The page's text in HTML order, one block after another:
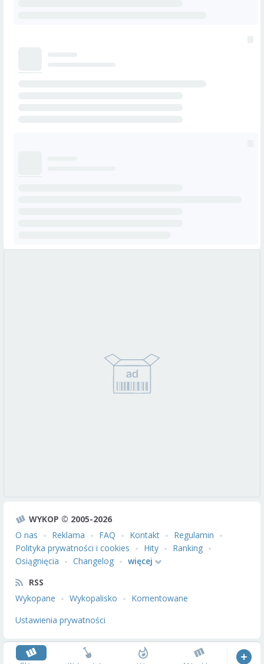
WYKOP © 2005-2026
O nas
Reklama FAQ Kontakt
Regulamin
Polityka prywatności i cookies
Hity
Ranking
Osiągnięcia
Changelog
więcej
RSS
Wykopane
Wykopalisko
Komentowane
Ustawienia prywatności